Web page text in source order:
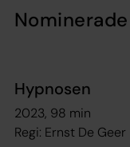
Hypnosen
2023, 98 min
Regi: Ernst De Geer